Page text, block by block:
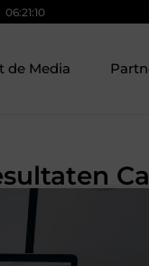
06:21:10
de Media